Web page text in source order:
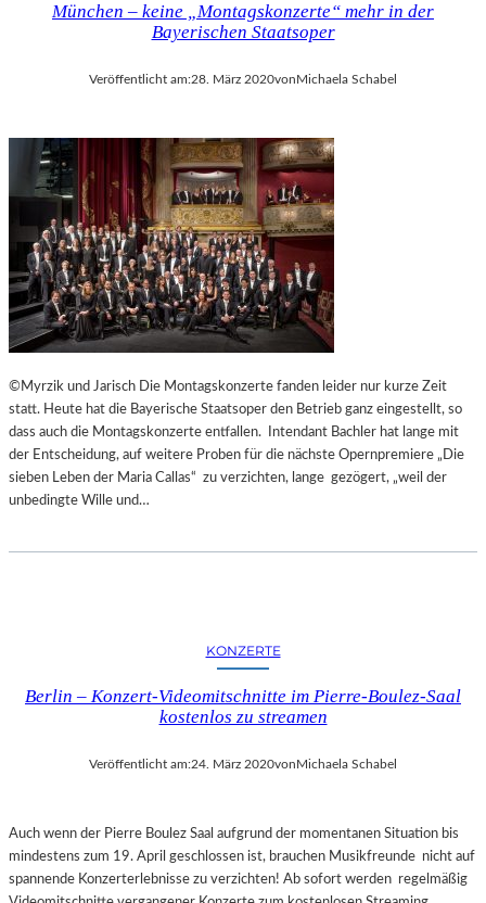
München – keine „Montagskonzerte“ mehr in der
Bayerischen Staatsoper
Veröffentlicht am:28. März 2020von Michaela Schabel
©Myrzik und Jarisch Die Montagskonzerte fanden leider nur kurze Zeit
statt. Heute hat die Bayerische Staatsoper den Betrieb ganz eingestellt, so
dass auch die Montagskonzerte entfallen. Intendant Bachler hat lange mit
der Entscheidung, auf weitere Proben für die nächste Opernpremiere „Die
sieben Leben der Maria Callas“ zu verzichten, lange gezögert, „weil der
unbedingte Wille und…
KONZERTE
Berlin – Konzert-Videomitschnitte im Pierre-Boulez-Saal
kostenlos zu streamen
Veröffentlicht am:24. März 2020vonMichaela Schabel
Auch wenn der Pierre Boulez Saal aufgrund der momentanen Situation bis
mindestens zum 19. April geschlossen ist, brauchen Musikfreunde nicht auf
spannende Konzerterlebnisse zu verzichten! Ab sofort werden regelmäßig